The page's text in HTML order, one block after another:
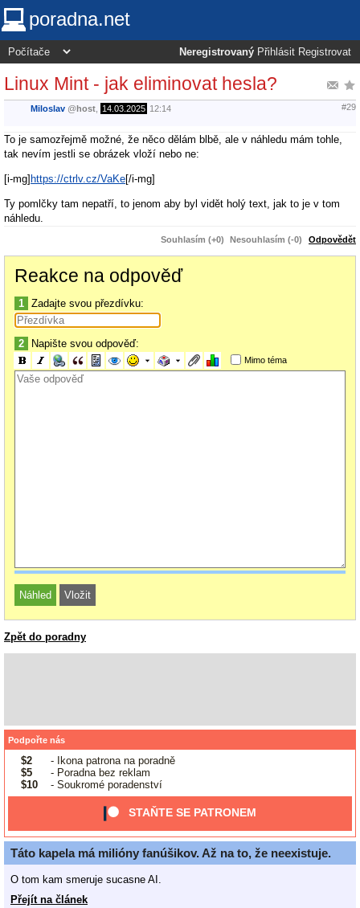
poradna.net
Neregistrovaný Přihlásit Registrovat
Linux Mint - jak eliminovat hesla?
Miloslav @host 14.03.2025 12:14 #29
To je samozřejmě možné, že něco dělám blbě, ale v náhledu mám tohle,
tak nevím jestli se obrázek vloží nebo ne:
[i-mg]https://ctrlv.cz/VaKe[/i-mg]
Ty pomlčky tam nepatří, to jenom aby byl vidět holý text, jak to je v tom
náhledu.
Souhlasím (+0) Nesouhlasím (-0) Odpovědět
Reakce na odpověď
1 Zadajte svou přezdívku:
2 Napište svou odpověď:
Mimo téma
Zpět do poradny
Podpořte nás
$2
- Ikona patrona na poradně
$5
- Poradna bez reklam
$10
- Soukromé poradenství
STAŇTE SE PATRONEM
Táto kapela má milióny fanúšikov. Až na to, že neexistuje.
O tom kam smeruje sucasne AI.
Přejít na článek